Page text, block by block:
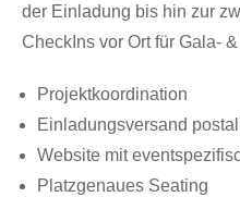
der Einladung bis hin zur
CheckIns vor Ort für Gala-
Projektkoordination
Einladungsversand
Website mit
Platzgenaues Seating